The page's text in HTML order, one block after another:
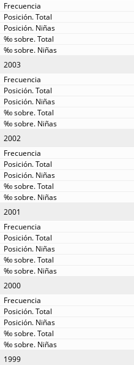
2003
2002
2001
2000
1999